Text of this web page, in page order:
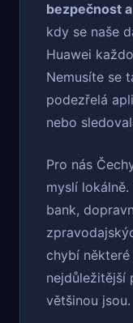
bezpečnost
kdy se naše
Huawei
Nemusíte se
podezřelá
nebo
Pro nás
myslí
bank,
chybí
nejdůležitější
většinou jsou.